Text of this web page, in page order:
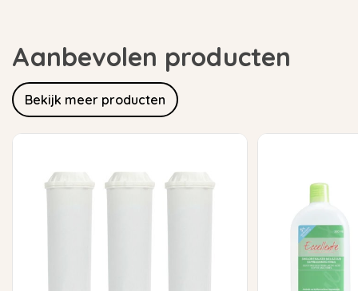
Aanbevolen producten
Bekijk meer producten